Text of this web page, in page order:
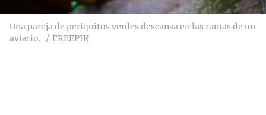
Una pareja de periquitos verdes descansa en las ramas de un
aviario.
FREEPIK